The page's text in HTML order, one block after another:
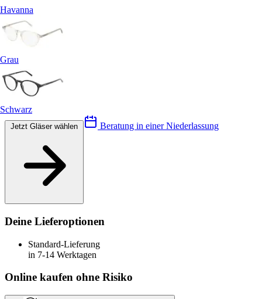
Havanna
Grau
Schwarz
Beratung in einer Niederlassung
Deine Lieferoptionen
Standard-Lieferung
in 7-14 Werktagen
Online kaufen ohne Risiko